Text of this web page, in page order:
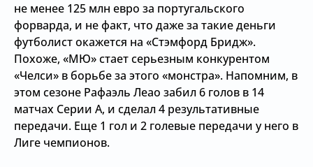
не менее 125 млн евро за португальского
форварда, и не факт, что даже за такие деньги
футболист окажется на «Стэмфорд Бридж».
Похоже, «МЮ» стает серьезным конкурентом
«Челси» в борьбе за этого «монстра». Напомним, в
этом сезоне Рафаэль Леао забил 6 голов в 14
матчах Серии А, и сделал 4 результативные
передачи. Еще 1 гол и 2 голевые передачи у него в
Лиге чемпионов.